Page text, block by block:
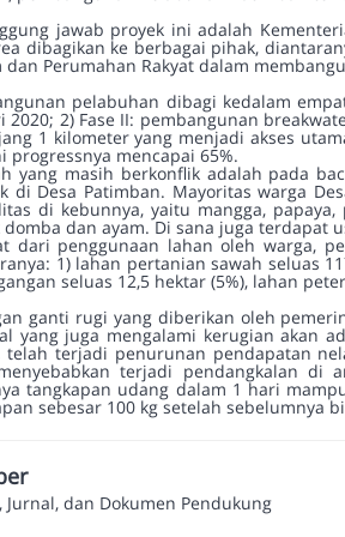
jawab proyek ini adalah
dibagikan ke berbagai pihak,
dan Perumahan Rakyat dalam
pelabuhan dibagi kedalam
2020; 2) Fase II: pembangunan
1 kilometer yang menjadi akses
progressnya mencapai 65%.
yang masih berkonflik adalah pada
di Desa Patimban. Mayoritas warga
di kebunnya, yaitu mangga,
dan ayam. Di sana juga terdapat
dari penggunaan lahan oleh warga,
1) lahan pertanian sawah seluas
seluas 12,5 hektar (5%), lahan
ganti rugi yang diberikan oleh
yang juga mengalami kerugian akan
telah terjadi penurunan pendapatan
terjadi pendangkalan di
tangkapan udang dalam 1 hari
sebesar 100 kg setelah sebelumnya
Jurnal, dan Dokumen Pendukung